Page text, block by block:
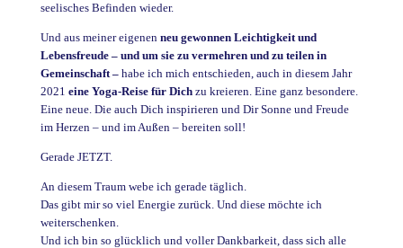
seelisches Befinden wieder.
Und aus meiner eigenen neu gewonnen Leichtigkeit und
Lebensfreude – und um sie zu vermehren und zu teilen in
Gemeinschaft – habe ich mich entschieden, auch in diesem Jahr
2021 eine Yoga-Reise für Dichzu kreieren. Eine ganz besondere.
Eine neue. Die auch Dich inspirieren und Dir Sonne und Freude
im Herzen – und im Außen – bereiten soll!
Gerade JETZT.
An diesem Traum webe ich gerade täglich.
Das gibt mir so viel Energie zurück. Und diese möchte ich
weiterschenken.
Und ich bin so glücklich und voller Dankbarkeit, dass sich alle